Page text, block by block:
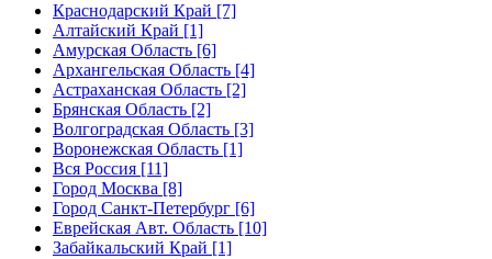
Краснодарский Край [7]
Алтайский Край [1]
Амурская Область [6]
Архангельская Область [4]
Астраханская Область [2]
Брянская Область [2]
Волгоградская Область [3]
Воронежская Область [1]
Вся Россия [11]
Город Москва [8]
Город Санкт-Петербург [6]
Еврейская Авт. Область [10]
Забайкальский Край [1]